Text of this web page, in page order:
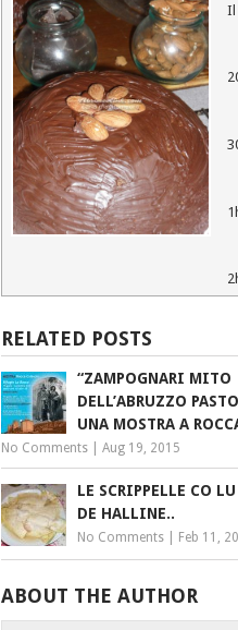
Il
RELATED POSTS
“ZAMPOGNARI MITO
DELL’ABRUZZO
UNA MOSTRA A
No Comments Aug 19, 2015
LE SCRIPPELLE CO
DE HALLINE..
No Comments Feb 11,
ABOUT THE AUTHOR